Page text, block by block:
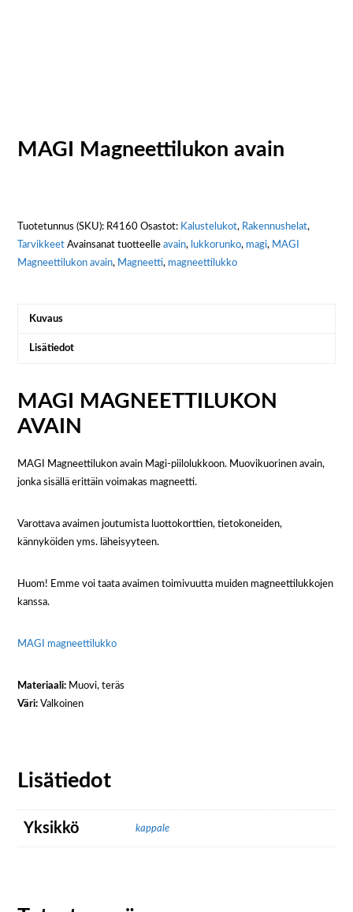
MAGI Magneettilukon avain
Tuotetunnus (SKU): R4160 Osastot: Kalustelukot, Rakennushelat,
Tarvikkeet Avainsanat tuotteelleavain, lukkorunko, magi, MAGI
Magneettilukon avain, Magneetti, magneettilukko
Kuvaus
Lisätiedot
MAGI MAGNEETTILUKON
AVAIN
MAGI Magneettilukon avain Magi-piilolukkoon. Muovikuorinen avain,
jonka sisällä erittäin voimakas magneetti.
Varottava avaimen joutumista luottokorttien, tietokoneiden,
kännyköiden yms. läheisyyteen.
Huom! Emme voi taata avaimen toimivuutta muiden magneettilukkojen
kanssa.
MAGI magneettilukko
Materiaali: Muovi, teräs
Väri: Valkoinen
Lisätiedot
Yksikkö kappale